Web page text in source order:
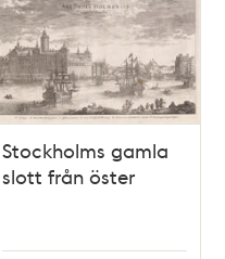
Stockholms gamla
slott från öster